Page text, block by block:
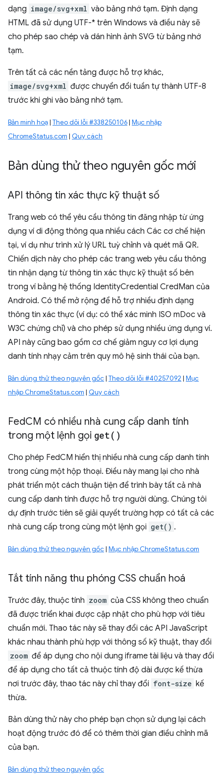
dạng image/svg+xml vào bảng nhớ tạm. Định dạng
HTML đã sử dụng UTF-* trên Windows và điều này sẽ
cho phép sao chép và dán hình ảnh SVG từ bảng nhớ
tạm.
Trên tất cả các nền tảng được hỗ trợ khác,
image/svg+xml được chuyển đổi tuần tự thành UTF-8
trước khi ghi vào bảng nhớ tạm.
Bản minh hoạ| Theo dõi lỗi #338250106| Mục nhập
ChromeStatus.com | Quy cách
Bản dùng thử theo nguyên gốc mới
API thông tin xác thực kỹ thuật số
Trang web có thể yêu cầu thông tin đăng nhập từ ứng
dụng ví di động thông qua nhiều cách Các cơ chế hiện
tại, ví dụ như trình xử lý URL tuỳ chỉnh và quét mã QR.
Chiến dịch này cho phép các trang web yêu cầu thông
tin nhận dạng từ thông tin xác thực kỹ thuật số bên
trong ví bằng hệ thống IdentityCredential CredMan của
Android. Có thể mở rộng để hỗ trợ nhiều định dạng
thông tin xác thực (ví dụ: có thể xác minh ISO mDoc và
W3C chứng chỉ) và cho phép sử dụng nhiều ứng dụng ví.
API này cũng bao gồm cơ chế giảm nguy cơ lợi dụng
danh tính nhạy cảm trên quy mô hệ sinh thái của bạn.
Bản dùng thử theo nguyên gốc | Theo dõi lỗi #40257092 | Mục
nhập ChromeStatus.com | Quy cách
FedCM có nhiều nhà cung cấp danh tính
trong một lệnh gọi get( )
Cho phép FedCM hiển thị nhiều nhà cung cấp danh tính
trong cùng một hộp thoại. Điều này mang lại cho nhà
phát triển một cách thuận tiện để trình bày tất cả nhà
cung cấp danh tính được hỗ trợ người dùng. Chúng tôi
dự định trước tiên sẽ giải quyết trường hợp có tất cả các
nhà cung cấp trong cùng một lệnh gọi get() .
Bản dùng thử theo nguyên gốc | Mục nhập ChromeStatus.com
Tắt tính năng thu phóng CSS chuẩn hoá
Trước đây, thuộc tính zoom của CSS không theo chuẩn
đã được triển khai được cập nhật cho phù hợp với tiêu
chuẩn mới. Thao tác này sẽ thay đổi các API JavaScript
khác nhau thành phù hợp với thông số kỹ thuật, thay đổi
zoom để áp dụng cho nội dung iframe tài liệu và thay đổi
để áp dụng cho tất cả thuộc tính độ dài được kế thừa
nơi trước đây, thao tác này chỉ thay đổi font-size kế
thừa.
Bản dùng thử này cho phép bạn chọn sử dụng lại cách
hoạt động trước đó để có thêm thời gian điều chỉnh mã
của bạn.
Bản dùng thử theo nguyên gốc